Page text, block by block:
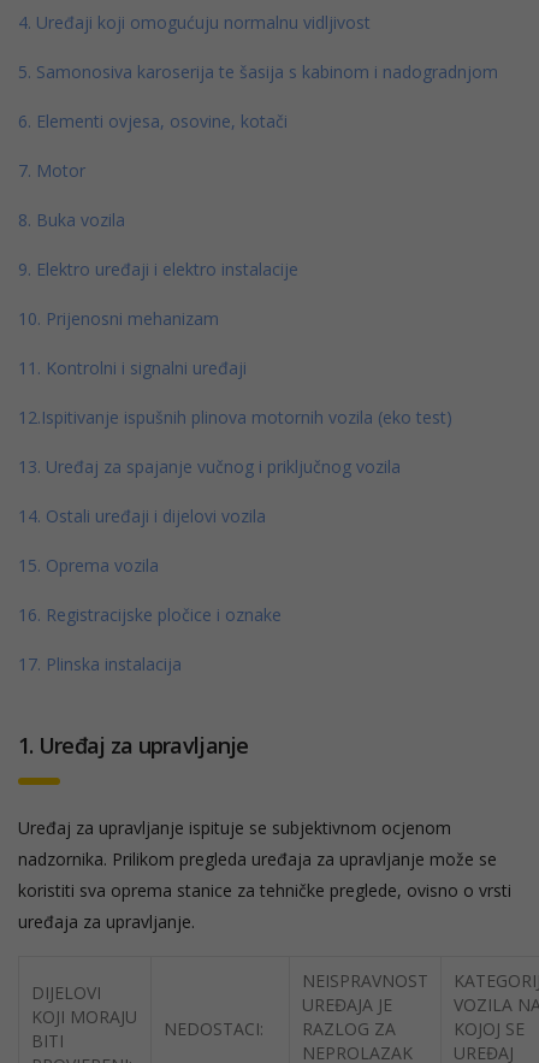
4. Uređaji koji omogućuju normalnu vidljivost
5. Samonosiva karoserija te šasija s kabinom i nadogradnjom
6. Elementi ovjesa, osovine, kotači
7. Motor
8. Buka vozila
9. Elektro uređaji i elektro instalacije
10. Prijenosni mehanizam
11. Kontrolni i signalni uređaji
12.Ispitivanje ispušnih plinova motornih vozila (eko test)
13. Uređaj za spajanje vučnog i priključnog vozila
14. Ostali uređaji i dijelovi vozila
15. Oprema vozila
16. Registracijske pločice i oznake
17. Plinska instalacija
1. Uređaj za upravljanje
Uređaj za upravljanje ispituje se subjektivnom ocjenom
nadzornika. Prilikom pregleda uređaja za upravljanje može se
koristiti sva oprema stanice za tehničke preglede, ovisno o vrsti
uređaja za upravljanje.
DIJELOVI
KOJI MORAJU
BITI
NEDOSTACI:
NEISPRAVNOST
UREĐAJA JE
RAZLOG ZA
NEPROLAZAK
VOZILA
KOJOJ SE
UREĐAJ